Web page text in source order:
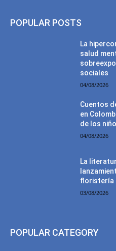
POPULAR POSTS
La
salud
sociales
04/08/2026
Cuentos
en
de los
04/08/2026
La
floristería
03/08/2026
POPULAR CATEGORY